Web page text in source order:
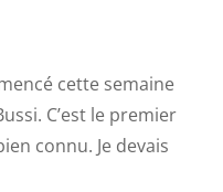
cette semaine
C’est le premier
connu. Je devais